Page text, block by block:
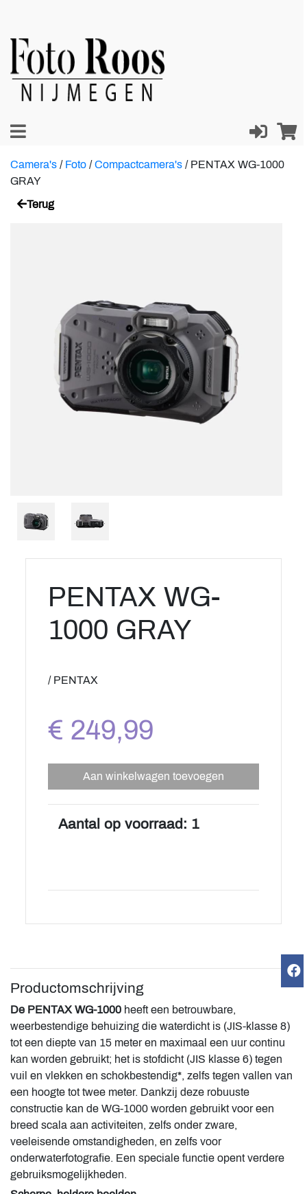
Camera's / Foto / Compactcamera's /PENTAX WG-1000
GRAY
Terug
PENTAX WG-
1000 GRAY
/ PENTAX
€ 249,99
Aan winkelwagen toevoegen
Aantal op voorraad: 1
Productomschrijving
De PENTAX WG-1000 heeft een betrouwbare,
weerbestendige behuizing die waterdicht is (JIS-klasse 8)
tot een diepte van 15 meter en maximaal een uur continu
kan worden gebruikt; het is stofdicht (JIS klasse 6) tegen
vuil en vlekken en schokbestendig*, zelfs tegen vallen van
een hoogte tot twee meter. Dankzij deze robuuste
constructie kan de WG-1000 worden gebruikt voor een
breed scala aan activiteiten, zelfs onder zware,
veeleisende omstandigheden, en zelfs voor
onderwaterfotografie. Een speciale functie opent verdere
gebruiksmogelijkheden.